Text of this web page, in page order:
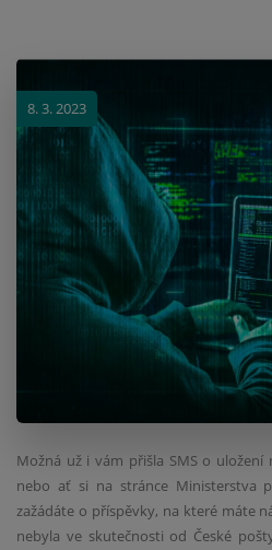
8. 3. 2023
Možná už i vám přišla SMS o
nebo ať si na stránce Ministerstva
zažádáte o příspěvky, na které máte
nebyla ve skutečnosti od České